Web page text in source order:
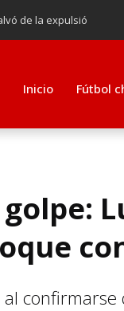
de la expulsió
de
entrenador para
Inicio Fútbol